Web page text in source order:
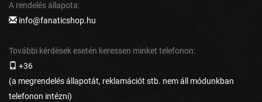
A rendelés állapota:
info@fanaticshop.hu
További kérdések esetén keressen minket telefonon:
+36
(a megrendelés állapotát, reklamációt stb. nem áll módunkban
telefonon intézni)